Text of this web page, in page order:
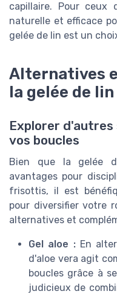
capillaire. Pour ceux
naturelle et efficace
gelée de lin est un
Alternatives
la gelée de lin
Explorer
vos boucles
Bien que la gelée
avantages pour
frisottis, il est
pour diversifier votre
alternatives et
Gel aloe :En
d'aloe vera agit
boucles grâce à
judicieux de